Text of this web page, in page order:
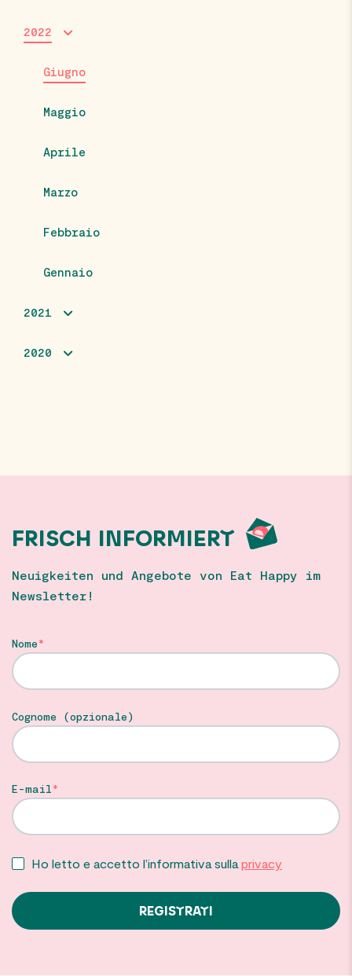
2022
Giugno
Maggio
Aprile
Marzo
Febbraio
Gennaio
2021
2020
FRISCH INFORMIERT
Neuigkeiten und Angebote von Eat Happy im
Newsletter!
Nome
Cognome (opzionale)
E-mail
Ho letto e accetto l’informativa sulla privacy